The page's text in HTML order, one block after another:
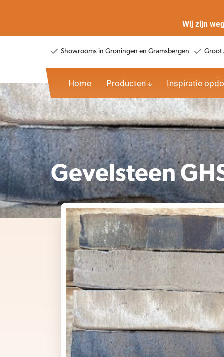
Wij zijn
Showrooms in Groningen en Gramsbergen Groot
Home Producten Inspiratie
Gevelsteen